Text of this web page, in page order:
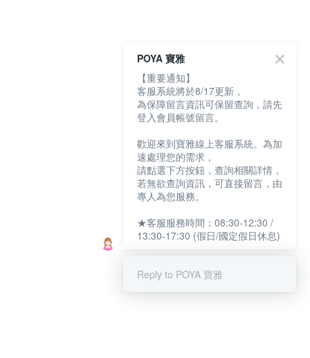
POYA 寶雅
【重要通知】
客服系統將於8/17更新，
為保障留言資訊可保留查詢，請先
登入會員帳號留言。
歡迎來到寶雅線上客服系統。為加
速處理您的需求，
請點選下方按鈕，查詢相關詳情，
若無欲查詢資訊，可直接留言，由
專人為您服務。
★客服服務時間：08:30-12:30 /
13:30-17:30 (假日/國定假日休息)
Reply to POYA 寶雅